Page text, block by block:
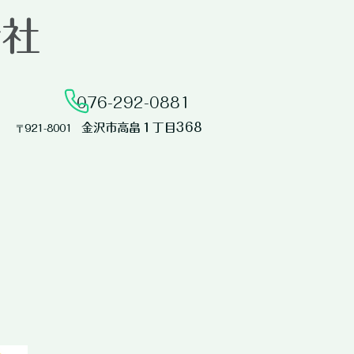
076-292-0881​
​〒921-8001 金沢市高畠１丁目368